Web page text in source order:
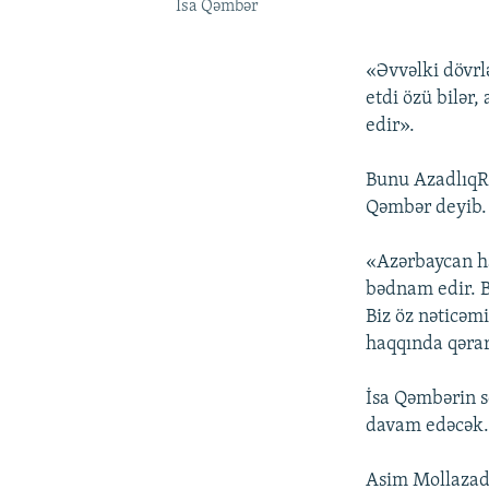
İsa Qəmbər
«Əvvəlki
etdi özü bilər,
edir».
Bunu
Qəmbər deyib.
«Azərbaycan
bədnam edir.
Biz öz
haqqında
İsa Qəmbərin
davam edəcək.
Asim